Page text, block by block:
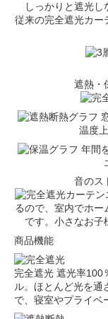
しっかりと遮光し
従来の完全遮光カー
遮熱・
温度
年間
音のス
るので、室内でホー
です。小さなお子
商品機能
完全遮光 遮光率100
ル。ほとんど光を通
で、寝室やプライベ